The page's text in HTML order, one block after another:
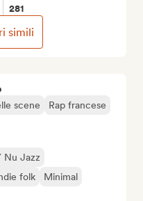
scene
Rap francese
Nu Jazz
folk
Minimal
281
simili